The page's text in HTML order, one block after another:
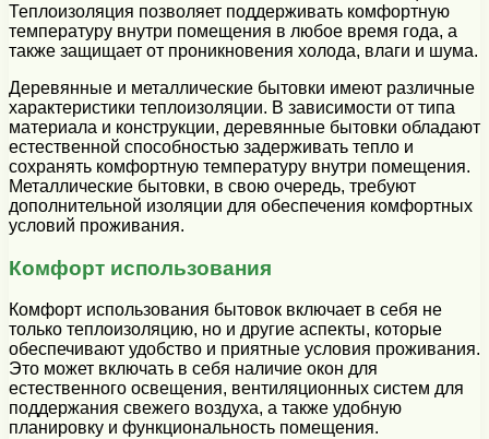
Теплоизоляция позволяет поддерживать комфортную
температуру внутри помещения в любое время года, а
также защищает от проникновения холода, влаги и шума.
Деревянные и металлические бытовки имеют различные
характеристики теплоизоляции. В зависимости от типа
материала и конструкции, деревянные бытовки обладают
естественной способностью задерживать тепло и
сохранять комфортную температуру внутри помещения.
Металлические бытовки, в свою очередь, требуют
дополнительной изоляции для обеспечения комфортных
условий проживания.
Комфорт использования
Комфорт использования бытовок включает в себя не
только теплоизоляцию, но и другие аспекты, которые
обеспечивают удобство и приятные условия проживания.
Это может включать в себя наличие окон для
естественного освещения, вентиляционных систем для
поддержания свежего воздуха, а также удобную
планировку и функциональность помещения.